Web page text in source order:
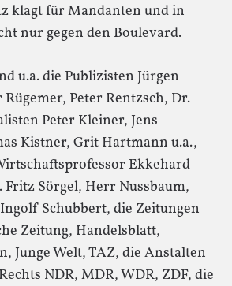
klagt für Mandanten und in
nur gegen den Boulevard.
u.a. die Publizisten Jürgen
Peter Rentzsch, Dr.
Peter Kleiner, Jens
Kistner, Grit Hartmann u.a.,
Ekkehard
Fritz Sörgel, Herr Nussbaum,
Schubbert, die Zeitungen
Zeitung, Handelsblatt,
Junge Welt, TAZ, die Anstalten
NDR, MDR, WDR, ZDF, die